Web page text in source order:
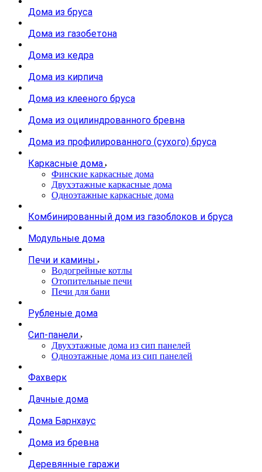
Дома из бруса
Дома из газобетона
Дома из кедра
Дома из кирпича
Дома из клееного бруса
Дома из оцилиндрованного бревна
Дома из профилированного (сухого) бруса
Каркасные дома
Финские каркасные дома
Двухэтажные каркасные дома
Одноэтажные каркасные дома
Комбинированный дом из газоблоков и бруса
Модульные дома
Печи и камины
Водогрейные котлы
Отопительные печи
Печи для бани
Рубленые дома
Сип-панели
Двухэтажные дома из сип панелей
Одноэтажные дома из сип панелей
Фахверк
Дачные дома
Дома Барнхаус
Дома из бревна
Деревянные гаражи